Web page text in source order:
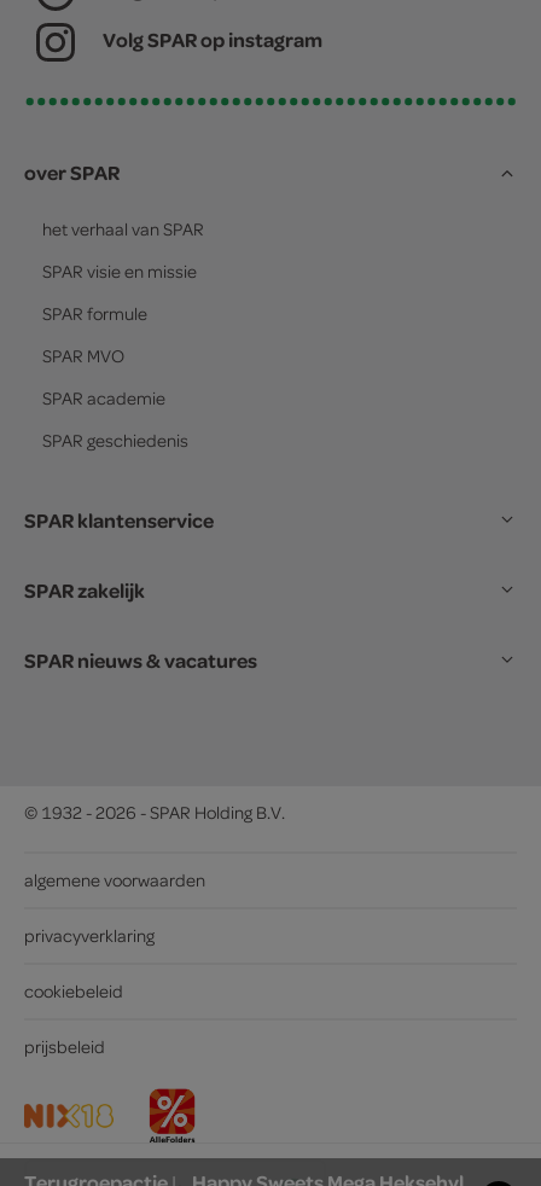
Volg SPAR op instagram
over SPAR
het verhaal van SPAR
SPAR visie en missie
SPAR formule
SPAR MVO
SPAR academie
SPAR geschiedenis
SPAR klantenservice
SPAR zakelijk
SPAR nieuws & vacatures
© 1932 - 2026 - SPAR Holding B.V.
algemene voorwaarden
privacyverklaring
cookiebeleid
prijsbeleid